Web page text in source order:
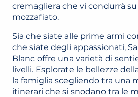
cremagliera che vi condurrà
mozzafiato.
Sia che siate alle prime armi
che siate degli appassionati,
Blanc offre una varietà di
livelli. Esplorate le bellezze
la famiglia scegliendo tra una
itinerari che si snodano tra le